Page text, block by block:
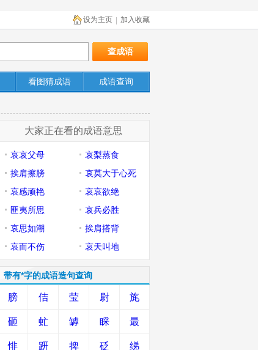
加入收藏
设为主页
看图猜成语 成语查询
大家正在看的成语意思
哀哀父母
哀梨蒸食
挨肩擦膀
哀莫大于心死
哀感顽艳
哀哀欲绝
匪夷所思
哀兵必胜
哀思如潮
挨肩搭背
哀而不伤
哀天叫地
带有*字的成语造句查询
膀 佶 莹 尉 旄
砸 虻 罅 睬 最
悱 趼 捭 砭 绨